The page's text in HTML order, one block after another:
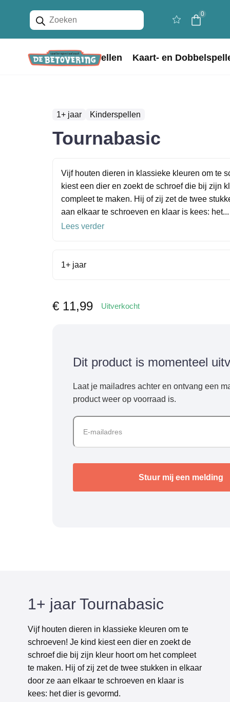
Producten
zoeken
0
Home Bordspellen Kaart- en
1+ jaar Kinderspellen
Tournabasic
Vijf houten dieren in klassieke kleuren om te
kiest een dier en zoekt de schroef die bij zijn
compleet te maken. Hij of zij zet de twee
aan elkaar te schroeven en klaar is kees: het...
Lees verder
1+ jaar
€ 11,99 Uitverkocht
Dit product is momenteel
Laat je mailadres achter en ontvang een
product weer op voorraad is.
1+ jaar Tournabasic
Vijf houten dieren in klassieke kleuren om te
schroeven! Je kind kiest een dier en zoekt de
schroef die bij zijn kleur hoort om het compleet
te maken. Hij of zij zet de twee stukken in elkaar
door ze aan elkaar te schroeven en klaar is
kees: het dier is gevormd.